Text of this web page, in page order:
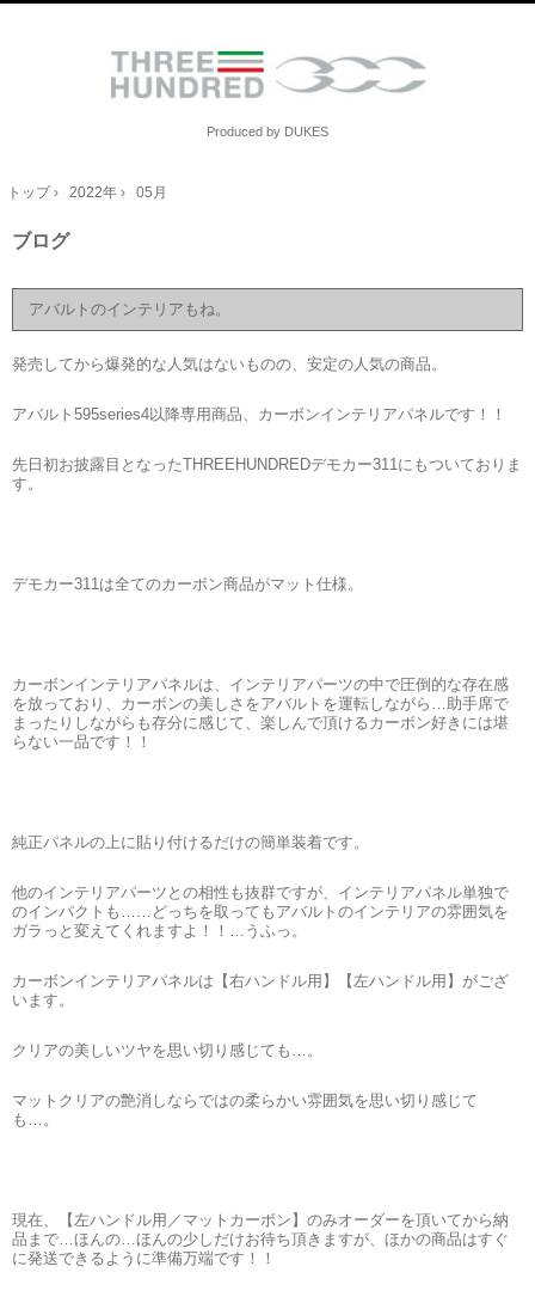
Produced by DUKES
トップ› 2022年 › 05月
ブログ
アバルトのインテリアもね。
発売してから爆発的な人気はないものの、安定の人気の商品。
アバルト595series4以降専用商品、カーボンインテリアパネルです！！
先日初お披露目となったTHREEHUNDREDデモカー311にもついておりま
す。
デモカー311は全てのカーボン商品がマット仕様。
カーボンインテリアパネルは、インテリアパーツの中で圧倒的な存在感
を放っており、カーボンの美しさをアバルトを運転しながら…助手席で
まったりしながらも存分に感じて、楽しんで頂けるカーボン好きには堪
らない一品です！！
純正パネルの上に貼り付けるだけの簡単装着です。
他のインテリアパーツとの相性も抜群ですが、インテリアパネル単独で
のインパクトも……どっちを取ってもアバルトのインテリアの雰囲気を
ガラっと変えてくれますよ！！…うふっ。
カーボンインテリアパネルは【右ハンドル用】【左ハンドル用】がござ
います。
クリアの美しいツヤを思い切り感じても…。
マットクリアの艶消しならではの柔らかい雰囲気を思い切り感じて
も…。
現在、【左ハンドル用／マットカーボン】のみオーダーを頂いてから納
品まで…ほんの…ほんの少しだけお待ち頂きますが、ほかの商品はすぐ
に発送できるように準備万端です！！